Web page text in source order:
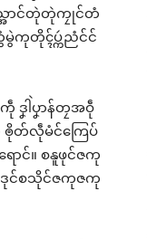
သ္အာင်တုဲတုဲကၠုင်တံ
မွဲကုတိုၚ်ပ္ကဴညံင်င်
ဒၞါဲပၞာန်တၠအဝဵု
တ်လဵုမံင်ကြေပ်
ာင်။ စနူဖုင်ဇကု
ဒုင်စသိုင်ဇကုဇကု